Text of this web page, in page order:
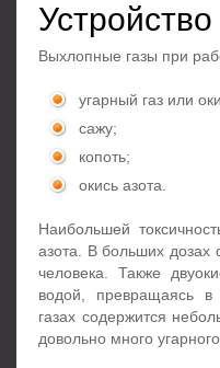
Выхлопные газы при
угарный газ или
сажу;
копоть;
окись азота.
Наибольшей
азота. В больших дозах
человека. Также
водой, превращаясь
газах содержится
довольно много